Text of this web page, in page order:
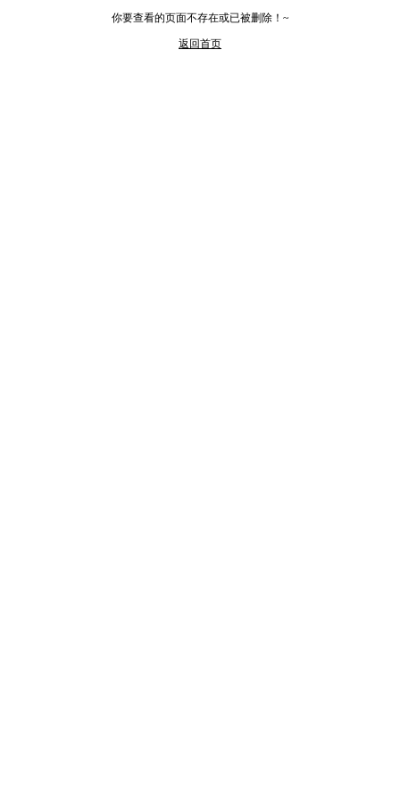
你要查看的页面不存在或已被删除！~
返回首页